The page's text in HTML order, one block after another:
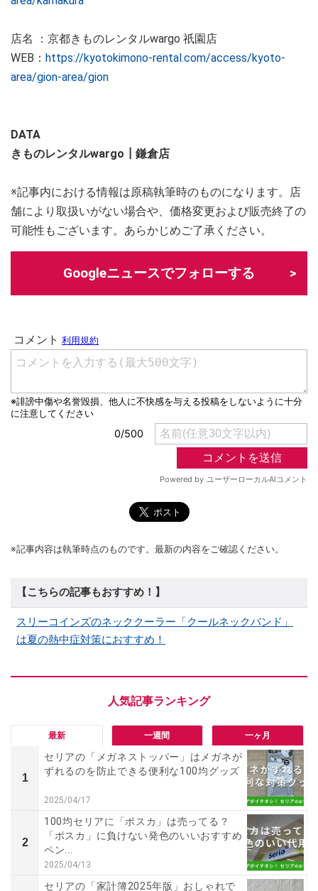
店名 ：京都きものレンタルwargo 祇園店
WEB： https://kyotokimono-rental.com/access/kyoto-
area/gion-area/gion
DATA
きものレンタルwargo┃鎌倉店
※記事内における情報は原稿執筆時のものになります。店
舗により取扱いがない場合や、価格変更および販売終了の
可能性もございます。あらかじめご了承ください。
Googleニュースでフォローする
※記事内容は執筆時点のものです。最新の内容をご確認ください。
【こちらの記事もおすすめ！】
スリーコインズのネッククーラー「クールネックバンド」
は夏の熱中症対策におすすめ！
最新 一週間 一ヶ月
1
セリアの「メガネストッパー」はメガネが
ずれるのを防止できる便利な100均グッズ
2025/04/17
2
100均セリアに「ポスカ」は売ってる？
「ポスカ」に負けない発色のいいおすすめ
ペン...
2025/04/13
セリアの「家計簿2025年版」おしゃれで